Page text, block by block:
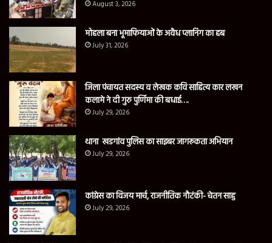
August 3, 2026
मोहला बना भूमाफियाओं के अवैध प्लानिंग का हब
July 31, 2026
जिला पंचायत सदस्य व लेखक कवि साहित्य कार लखन
कलामे ने दी गुरु पुर्णिमा की बधाई….
July 29, 2026
थाना खडगांव पुलिस का साइबर जागरूकता अभियान
July 29, 2026
कांग्रेस का विजय मार्च, राजनीतिक नौटंकी- चेतन साहु
July 29, 2026